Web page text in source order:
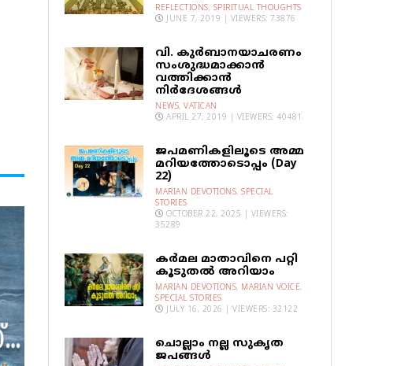
REFLECTIONS, SPIRITUAL THOUGHTS
JUNE 7, 2019 | VIEWERS: 73876
വി. കുര്‍ബാനയാചരണം
സംശുദ്ധമാക്കാന്‍
വത്തിക്കാന്‍
നിര്‍ദേശങ്ങള്‍
NEWS, VATICAN
APRIL 27, 2019 | VIEWERS: 40481
ജപമണികളിലൂടെ അമ്മ
മറിയത്തോടൊപ്പം (Day
22)
MARIAN DEVOTIONS, SPECIAL
STORIES
OCTOBER 22, 2025 | VIEWERS:
35289
കര്‍മല മാതാവിനെ പറ്റി
കൂടുതല്‍ അറിയാം
MARIAN DEVOTIONS, MARIAN VOICE,
SPECIAL STORIES
JULY 16, 2026 | VIEWERS: 32122
ചൊല്ലാം നല്ല സുകൃത
ജപങ്ങൾ